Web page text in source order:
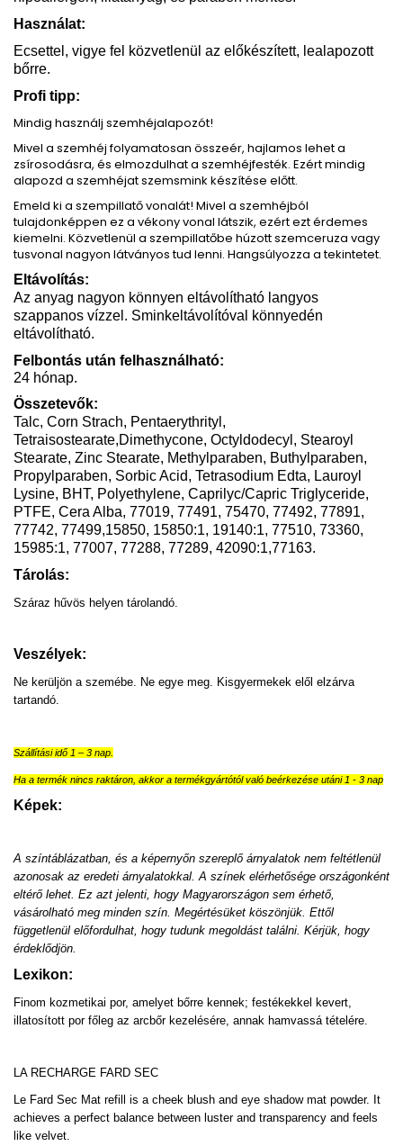
Használat:
Ecsettel, vigye fel közvetlenül az előkészített, lealapozott
bőrre.
Profi tipp:
Mindig használj szemhéjalapozót!
Mivel a szemhéj folyamatosan összeér, hajlamos lehet a
zsírosodásra, és elmozdulhat a szemhéjfesték. Ezért mindig
alapozd a szemhéjat szemsmink készítése előtt.
Emeld ki a szempillatő vonalát! Mivel a szemhéjból
tulajdonképpen ez a vékony vonal látszik, ezért ezt érdemes
kiemelni. Közvetlenül a szempillatőbe húzott szemceruza vagy
tusvonal nagyon látványos tud lenni. Hangsúlyozza a tekintetet.
Eltávolítás:
Az anyag nagyon könnyen eltávolítható langyos
szappanos vízzel. Sminkeltávolítóval könnyedén
eltávolítható.
Felbontás után felhasználható:
24 hónap.
Összetevők:
Talc, Corn Strach, Pentaerythrityl,
Tetraisostearate,Dimethycone, Octyldodecyl, Stearoyl
Stearate, Zinc Stearate, Methylparaben, Buthylparaben,
Propylparaben, Sorbic Acid, Tetrasodium Edta, Lauroyl
Lysine, BHT, Polyethylene, Caprilyc/Capric Triglyceride,
PTFE, Cera Alba, 77019, 77491, 75470, 77492, 77891,
77742, 77499,15850, 15850:1, 19140:1, 77510, 73360,
15985:1, 77007, 77288, 77289, 42090:1,77163.
Tárolás:
Száraz hűvös helyen tárolandó.
Veszélyek:
Ne kerüljön a szemébe. Ne egye meg. Kisgyermekek elől elzárva
tartandó.
Szállítási idő 1 – 3 nap.
Ha a termék nincs raktáron, akkor a termékgyártótól való beérkezése utáni 1 - 3 nap
Képek:
A színtáblázatban, és a képernyőn szereplő árnyalatok nem feltétlenül
azonosak az eredeti árnyalatokkal. A színek elérhetősége országonként
eltérő lehet. Ez azt jelenti, hogy Magyarországon sem érhető,
vásárolható meg minden szín. Megértésüket köszönjük. Ettől
függetlenül előfordulhat, hogy tudunk megoldást találni. Kérjük, hogy
érdeklődjön.
Lexikon:
Finom kozmetikai por, amelyet bőrre kennek; festékekkel kevert,
illatosított por főleg az arcbőr kezelésére, annak hamvassá tételére.
LA RECHARGE FARD SEC
Le Fard Sec Mat refill is a cheek blush and eye shadow mat powder. It
achieves a perfect balance between luster and transparency and feels
like velvet.